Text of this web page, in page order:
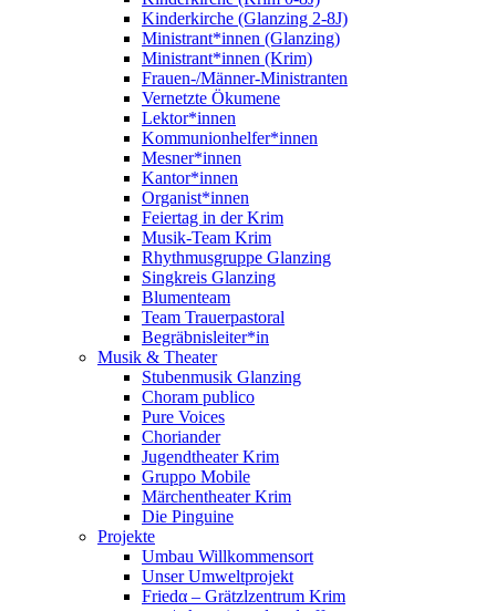
Kinderkirche (Glanzing 2-8J)
Ministrant*innen (Glanzing)
Ministrant*innen (Krim)
Frauen-/Männer-Ministranten
Vernetzte Ökumene
Lektor*innen
Kommunionhelfer*innen
Mesner*innen
Kantor*innen
Organist*innen
Feiertag in der Krim
Musik-Team Krim
Rhythmusgruppe Glanzing
Singkreis Glanzing
Blumenteam
Team Trauerpastoral
Begräbnisleiter*in
Musik & Theater
Stubenmusik Glanzing
Choram publico
Pure Voices
Choriander
Jugendtheater Krim
Gruppo Mobile
Märchentheater Krim
Die Pinguine
Projekte
Umbau Willkommensort
Unser Umweltprojekt
Friedα – Grätzlzentrum Krim